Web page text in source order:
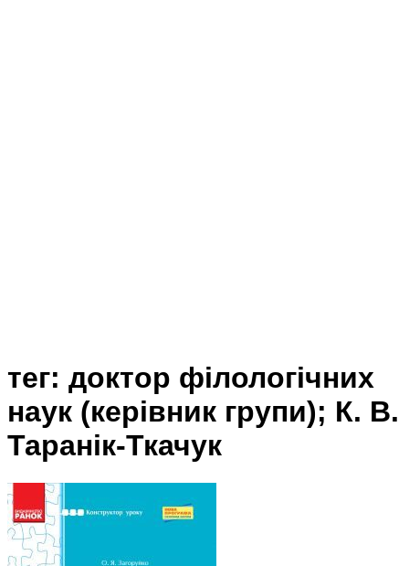
тег: доктор філологічних
наук (керівник групи); К. В.
Таранік-Ткачук